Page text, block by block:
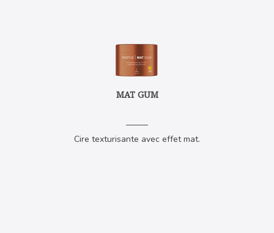
MAT GUM
Cire texturisante avec effet mat.